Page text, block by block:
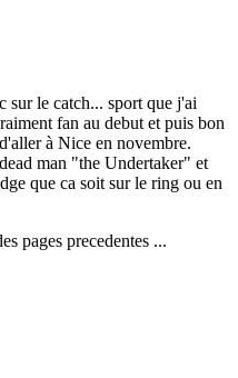
sur le catch... sport que j'ai
fan au debut et puis bon
à Nice en novembre.
man "the Undertaker" et
que ca soit sur le ring ou en
pages precedentes ...